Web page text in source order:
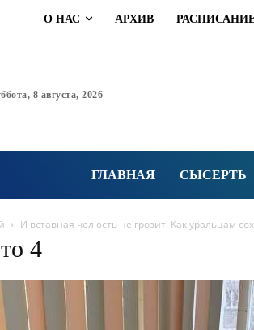
О НАС АРХИВ
8 августа, 2026
ГЛАВНАЯ СЫСЕРТЬ
И вставная челюсть не грозит! Как уральцам
4